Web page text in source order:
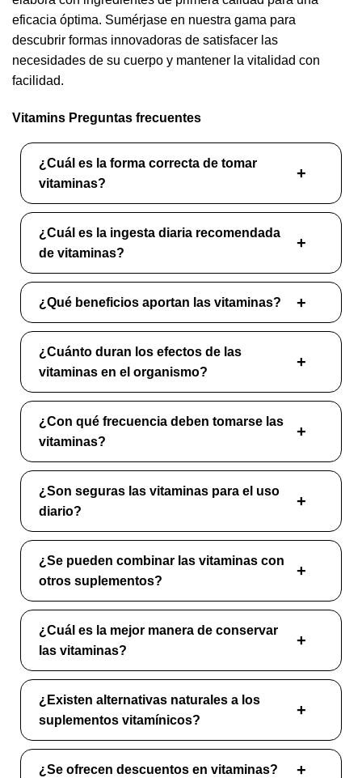
eficacia óptima. Sumérjase en nuestra gama para
descubrir formas innovadoras de satisfacer las
necesidades de su cuerpo y mantener la vitalidad con
facilidad.
Vitamins Preguntas frecuentes
¿Cuál es la forma correcta de tomar
vitaminas?
¿Cuál es la ingesta diaria recomendada
de vitaminas?
¿Qué beneficios aportan las vitaminas?
¿Cuánto duran los efectos de las
vitaminas en el organismo?
¿Con qué frecuencia deben tomarse las
vitaminas?
¿Son seguras las vitaminas para el uso
diario?
¿Se pueden combinar las vitaminas con
otros suplementos?
¿Cuál es la mejor manera de conservar
las vitaminas?
¿Existen alternativas naturales a los
suplementos vitamínicos?
¿Se ofrecen descuentos en vitaminas?